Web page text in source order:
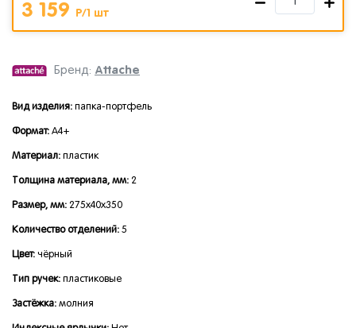
Бренд: Attache
Вид изделия: папка-портфель
Формат: А4+
Материал: пластик
Толщина материала, мм: 2
Размер, мм: 275x40x350
Количество отделений: 5
Цвет: чёрный
Тип ручек: пластиковые
Застёжка: молния
3 159 Р/1 шт